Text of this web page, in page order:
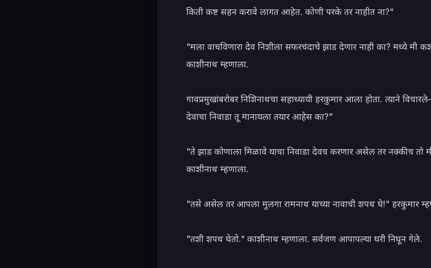
किती कष्ट सहन करावे लागत आहेत. कोणी परके तर नाहीत ना?"
"मला वाचविणारा देव निशीला सफरचंदाचे झाड देणार नाही का? मध्ये मी
काशीनाथ म्हणाला.
गावप्रमुखांबरोबर निशिनाथचा सहाध्यायी हरकुमार आला होता. त्याने
देवाचा निवाडा तू मानायला तयार आहेस का?"
"ते झाड कोणाला मिळावे याचा निवाडा देवच करणार असेल तर नक्कीच तो
काशीनाथ म्हणाला.
"तसे असेल तर आपला मुलगा रामनाथ याच्या नावाची शपथ घे!" हरकुमार
"तशी शपथ घेतो." काशीनाथ म्हणाला. सर्वजण आपापल्या घरी निघून गेले.